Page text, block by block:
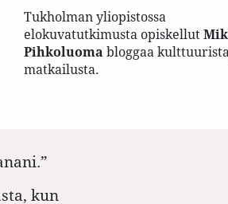
Tukholman yliopistossa
elokuvatutkimusta opiskellut
Pihkoluoma bloggaa
matkailusta.
kun